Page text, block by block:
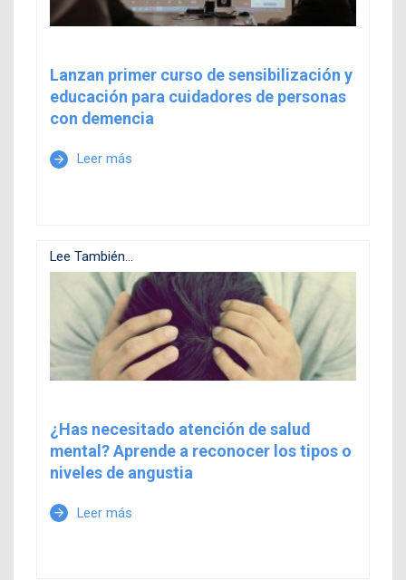
Lanzan primer curso de sensibilización y
educación para cuidadores de personas
con demencia
arrow_forward Leer más
Lee También...
¿Has necesitado atención de salud
mental? Aprende a reconocer los tipos o
niveles de angustia
arrow_forward Leer más